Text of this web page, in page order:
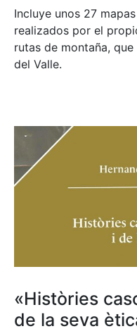
Incluye unos 27
realizados por el
rutas de montaña,
del Valle.
«Històries
de la seva